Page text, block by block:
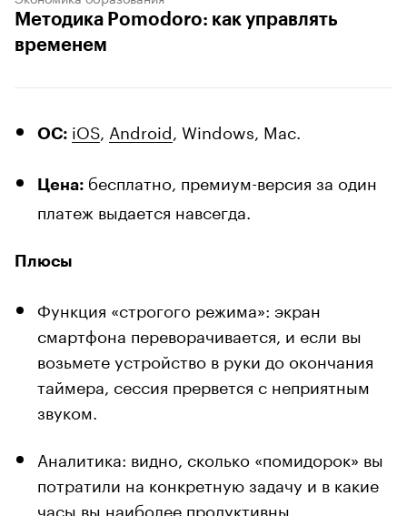
Методика Pomodoro: как управлять
временем
ОС: iOS Android , Windows, Mac.
Цена: бесплатно, премиум-версия за один
платеж выдается навсегда.
Плюсы
Функция «строгого режима»: экран
смартфона переворачивается, и если вы
возьмете устройство в руки до окончания
таймера, сессия прервется с неприятным
звуком.
Аналитика: видно, сколько «помидорок» вы
потратили на конкретную задачу и в какие
часы вы наиболее продуктивны.